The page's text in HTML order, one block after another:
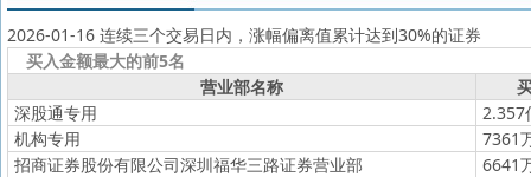
2026-01-16 连续三个交易日内，涨幅偏离值累计达到30%的证券
买入金额最大的前5名
营业部名称
深股通专用
2.357
机构专用
7361
招商证券股份有限公司深圳福华三路证券营业部
6641